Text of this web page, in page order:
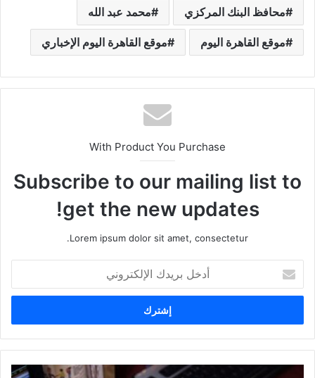
محافظ البنك المركزي محمد عبد الله
موقع القاهرة اليوم موقع القاهرة اليوم الإخباري
With Product You Purchase
Subscribe to our mailing list to
get the new updates!
Lorem ipsum dolor sit amet, consectetur.
خ
ب
ر